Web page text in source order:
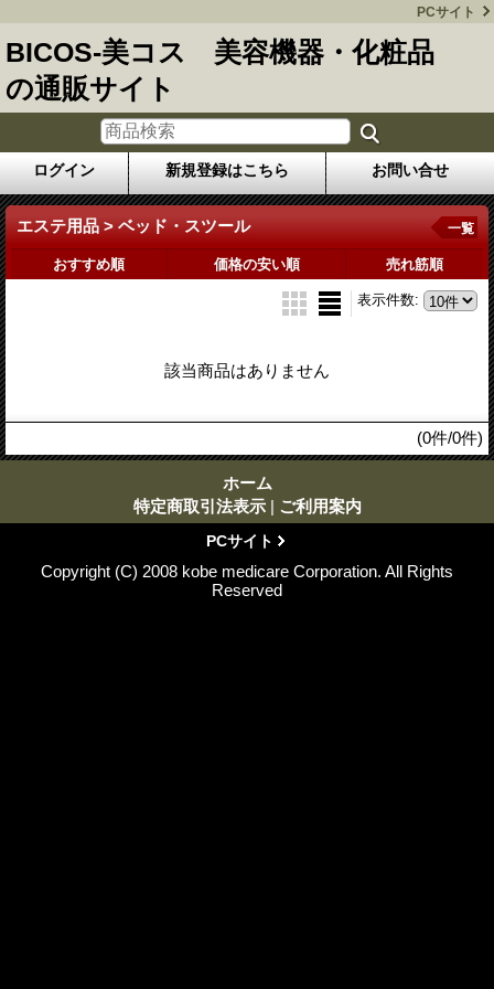
PCサイト
BICOS-美コス 美容機器・化粧品
の通販サイト
ログイン 新規登録はこちら お問い合せ
エステ用品 > ベッド・スツール 一覧
おすすめ順 価格の安い順 売れ筋順
表示件数:
該当商品はありません
(0件/0件)
ホーム
特定商取引法表示 | ご利用案内
PCサイト
Copyright (C) 2008 kobe medicare Corporation. All Rights
Reserved